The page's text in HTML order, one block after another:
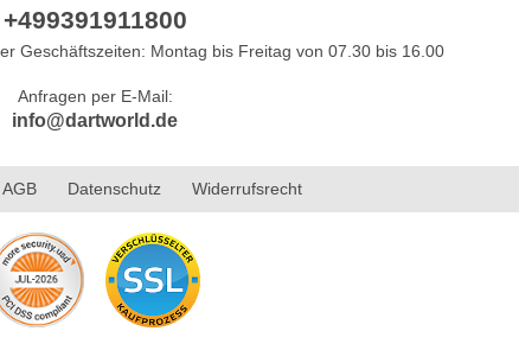
+499391911800
Geschäftszeiten: Montag bis Freitag von 07.30 bis 16.00
Anfragen per E-Mail:
info@dartworld.de
AGB Datenschutz Widerrufsrecht